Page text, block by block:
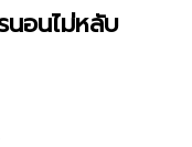
อนไม่หลับ